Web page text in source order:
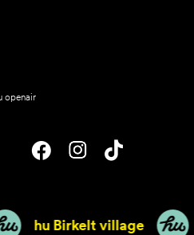
openair
hu Birkelt village